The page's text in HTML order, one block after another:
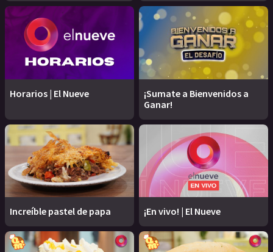
Horarios | El Nueve
¡Sumate a Bienvenidos a
Ganar!
Increíble pastel de papa ¡En vivo! | El Nueve